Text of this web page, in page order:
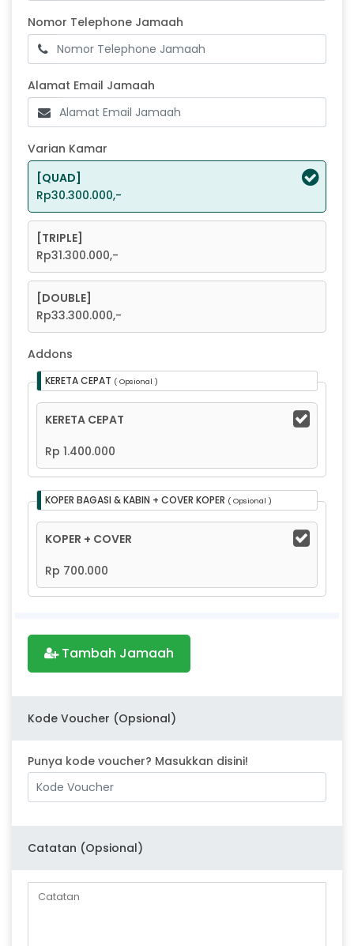
Nomor Telephone Jamaah
Alamat Email Jamaah
Varian Kamar
[QUAD]
Rp30.300.000,-
[TRIPLE]
Rp31.300.000,-
[DOUBLE]
Rp33.300.000,-
Addons
KERETA CEPAT ( Opsional )
KERETA CEPAT
Rp 1.400.000
KOPER BAGASI & KABIN + COVER KOPER ( Opsional )
KOPER + COVER
Rp 700.000
Tambah Jamaah
Kode Voucher (Opsional)
Punya kode voucher? Masukkan disini!
Catatan (Opsional)